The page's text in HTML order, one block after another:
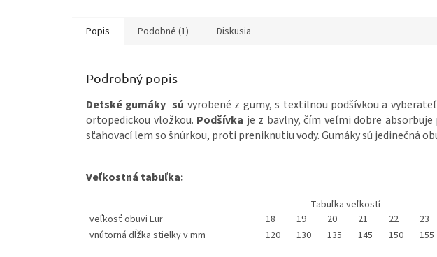
Popis Podobné (1) Diskusia
Podrobný popis
Detské gumáky sú vyrobené z gumy, s textilnou podšívkou a
ortopedickou vložkou. Podšívka je z bavlny, čím veľmi dobre absorbuje
sťahovací lem so šnúrkou, proti preniknutiu vody. Gumáky sú jedinečná
Veľkostná tabuľka:
Tabuľka veľkostí
veľkosť obuvi Eur
18 19 20 21 22 23
vnútorná dĺžka stielky v mm
120 130 135 145 150 155